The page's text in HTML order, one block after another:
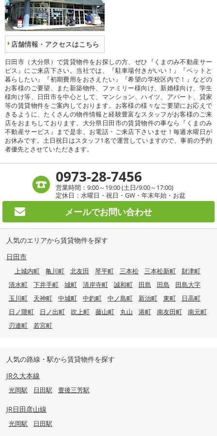
店舗情報・アクセスはこちら
日田市（大分県）で賃貸物件をお探しの方、ぜひ『くまのみ不動産サー
ビス』にご来店下さい。当社では、『駐車場付きがいい！』『ペットと
暮らしたい』『初期費用をおさえたい』『希望の学校区内で！』などの
お客様のご要望、また新築物件、ファミリー様向け、新婚様向け、学生
様向け等、日田市を中心として、マンション、ハイツ、アパート、貸家
等の賃貸物件をご案内しております。お客様の様々なご要望にお応えで
きるように、たくさんの物件情報と経験豊富なスタッフがお客様のご来
店をおまちしております。大分県日田市の賃貸物件の事なら『くまのみ
不動産サービス』まで是非、お電話・ご来店下さいませ！毎週水曜日が
お休みです。土日祝日はスタッフ1名で運営していますので、事前の予約
者優先とさせていただきます。
0973-28-7456
営業時間：9:00～19:00 (土日/9:00～17:00)
定休日：水曜日・祝日・GW・年末年始・お盆
メールでお問い合わせ
人気のエリアから賃貸物件を探す
日田市
上城内町 亀川町 北友田 琴平町 三本松 三本松新町
財津町
清水町
下井手町 城町 清岸寺町 誠和町 田島 田島
田島大字
玉川町
天神町 中城町 中釣町 中ノ島町 新治町 東町
日高町
日ノ隈町
日ノ出町 吹上町 藤山町 丸山 港町 南友田町
南元町
刃連町
若宮町
人気の路線・駅から賃貸物件を探す
JR久大本線
光岡駅 日田駅 豊後三芳駅
JR日田彦山線
光岡駅 日田駅